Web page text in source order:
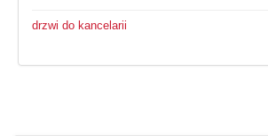
drzwi do kancelarii